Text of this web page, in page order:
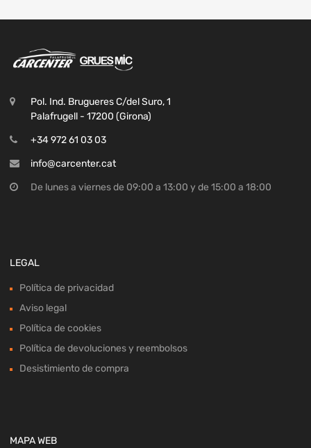
Pol. Ind. Brugueres C/del Suro, 1
Palafrugell - 17200 (Girona)
+34 972 61 03 03
info@carcenter.cat
De lunes a viernes de 09:00 a 13:00 y de 15:00 a 18:00
LEGAL
Política de privacidad
Aviso legal
Política de cookies
Política de devoluciones y reembolsos
Desistimiento de compra
MAPA WEB